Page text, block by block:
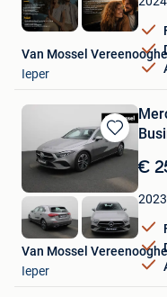
Van Mossel
Ieper
Bewaren
in
Mijn
Favorieten
€
2023
Van Mossel
Ieper